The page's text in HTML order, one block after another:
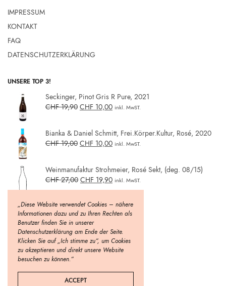
IMPRESSUM
KONTAKT
FAQ
DATENSCHUTZERKLÄRUNG
UNSERE TOP 3!
Seckinger, Pinot Gris R Pure, 2021
CHF19,90 CHF 10,00 inkl. MwST.
Bianka & Daniel Schmitt, Frei.Körper.Kultur, Rosé, 2020
CHF19,00 CHF 10,00 inkl. MwST.
Weinmanufaktur Strohmeier, Rosé Sekt, (deg. 08/15)
CHF27,00 CHF 19,90 inkl. MwST.
„Diese Website verwendet Cookies – nähere
Informationen dazu und zu Ihren Rechten als
Benutzer finden Sie in unserer
Datenschutzerklärung am Ende der Seite.
Klicken Sie auf „Ich stimme zu“, um Cookies
zu akzeptieren und direkt unsere Website
besuchen zu können.“
ACCEPT